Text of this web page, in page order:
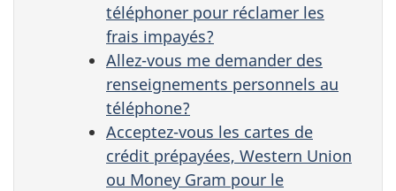
téléphoner pour réclamer les
frais impayés?
Allez-vous me demander des
renseignements personnels au
téléphone?
Acceptez-vous les cartes de
crédit prépayées, Western Union
ou Money Gram pour le